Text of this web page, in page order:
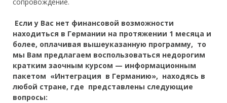
Если у Вас нет финансовой возможности
находиться в Германии на протяжении 1 месяца и
более, оплачивая вышеуказанную программу, то
мы Вам предлагаем воспользоваться недорогим
кратким заочным курсом — информационным
пакетом «Интеграция в Германию», находясь в
любой стране, где представлены следующие
вопросы: